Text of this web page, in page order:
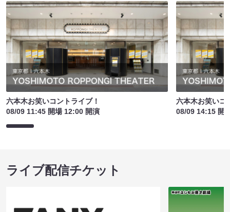
六本木お笑いコントライブ！
08/09 11:45 開場 12:00 開演
六本木お笑いコ
08/09 14:15 開
ライブ配信チケット